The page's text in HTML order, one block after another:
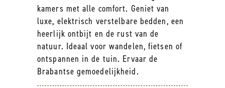
kamers met alle comfort. Geniet van
luxe, elektrisch verstelbare bedden, een
heerlijk ontbijt en de rust van de
natuur. Ideaal voor wandelen, fietsen of
ontspannen in de tuin. Ervaar de
Brabantse gemoedelijkheid.